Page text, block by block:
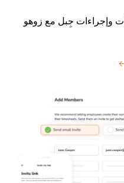
وإجراءات جِبل مع زوهو